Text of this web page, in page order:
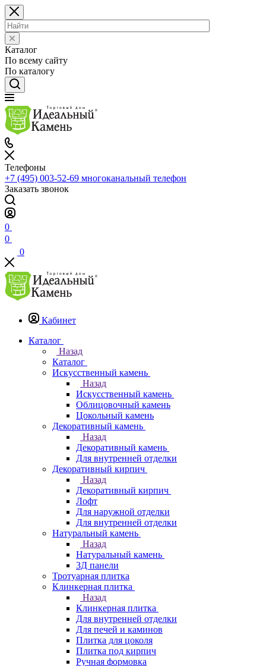
Каталог
По всему сайту
По каталогу
Телефоны
+7 (495) 003-52-69 многоканальный телефон
Заказать звонок
0
0
0
Кабинет
Каталог
Назад
Каталог
Искусственный камень
Назад
Искусственный камень
Облицовочный камень
Цокольный камень
Декоративный камень
Назад
Декоративный камень
Для внутренней отделки
Декоративный кирпич
Назад
Декоративный кирпич
Лофт
Для наружной отделки
Для внутренней отделки
Натуральный камень
Назад
Натуральный камень
3Д панели
Тротуарная плитка
Клинкерная плитка
Назад
Клинкерная плитка
Для внутренней отделки
Для печей и каминов
Плитка для цоколя
Плитка под кирпич
Ручная формовка